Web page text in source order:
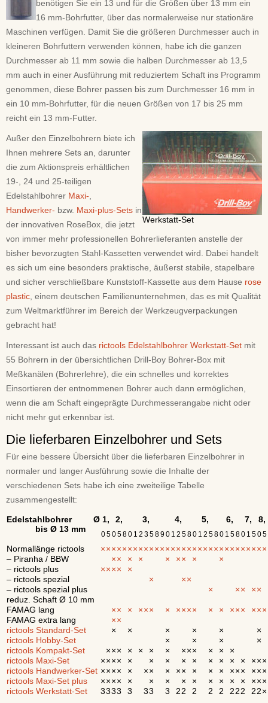
benötigen Sie ein 13 und für die Größen über 13 mm ein
16 mm-Bohrfutter, über das normalerweise nur stationäre
Maschinen verfügen. Damit Sie die größeren Durchmesser auch in
kleineren Bohrfuttern verwenden können, habe ich die ganzen
Durchmesser ab 11 mm sowie die halben Durchmesser ab 13,5
mm auch in einer Ausführung mit reduziertem Schaft ins Programm
genommen, diese Bohrer passen bis zum Durchmesser 16 mm in
ein 10 mm-Bohrfutter, für die neuen Größen von 17 bis 25 mm
reicht ein 13 mm-Futter.
Werkstatt-Set
Außer den Einzelbohrern biete ich
Ihnen mehrere Sets an, darunter
die zum Aktionspreis erhältlichen
19-, 24 und 25-teiligen
Edelstahlbohrer Maxi-
Handwerker- bzw. Maxi-plus-Sets in
der innovativen RoseBox, die jetzt
von immer mehr professionellen Bohrerlieferanten anstelle der
bisher bevorzugten Stahl-Kassetten verwendet wird. Dabei handelt
es sich um eine besonders praktische, äußerst stabile, stapelbare
und sicher verschließbare Kunststoff-Kassette aus dem Hause rose
plastic , einem deutschen Familienunternehmen, das es mit Qualität
zum Weltmarktführer im Bereich der Werkzeugverpackungen
gebracht hat!
Interessant ist auch das rictools Edelstahlbohrer Werkstatt-Set mit
55 Bohrern in der übersichtlichen Drill-Boy Bohrer-Box mit
Meßkanälen (Bohrerlehre), die ein schnelles und korrektes
Einsortieren der entnommenen Bohrer auch dann ermöglichen,
wenn die am Schaft eingeprägte Durchmesserangabe nicht oder
nicht mehr gut erkennbar ist.
Die lieferbaren Einzelbohrer und Sets
Für eine bessere Übersicht über die lieferbaren Einzelbohrer in
normaler und langer Ausführung sowie die Inhalte der
verschiedenen Sets habe ich eine zweiteilige Tabelle
zusammengestellt:
Edelstahlbohrer Ø
bis Ø 13 mm
1, 2, 3, 4, 5, 6, 7, 8,
050580 1 2 35890 1 2 580 1 2 580 1 580 1 505
Normallänge rictools ×××××××××××××××××××××××××××××××
– Piranha / BBW
×× × × × ×× ×
×
– rictools plus
××××
×
– rictools spezial
× ××
– rictools spezial plus
× ×× ××
reduz. Schaft Ø 10 mm
FAMAG lang
×× × ××× × ×××× × × ××× ×××
FAMAG extra lang
××
rictools Standard-Set
× × × × ×
×
rictools Hobby-Set
× × ×
×
rictools Kompakt-Set
××× × × × × ××× × ×
×
rictools Maxi-Set
×××× × × × × × × × × × ×××
rictools Handwerker-Set ×××× × ×× × ×× × × × ××× ×××
rictools Maxi-Set plus
×××× × × × × × × × × × ×××
rictools Werkstatt-Set
3333 3 33 3 22 2 2 2 222 22×